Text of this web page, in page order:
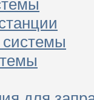
системы